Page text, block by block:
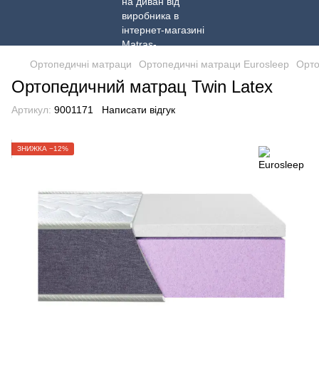
Ортопедичні матраци Ортопедичні матраци Eurosleep
Ортопедичний матрац Twin Latex
Артикул: 9001171 Написати відгук
ЗНИЖКА −12%